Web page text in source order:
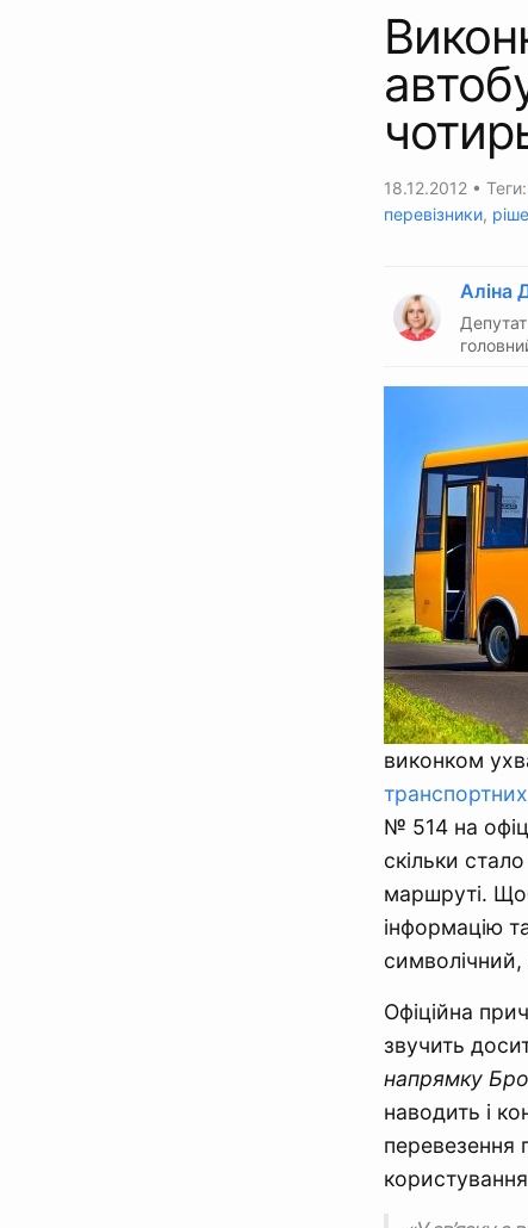
18.12.2012 • Теги:
перевізники,
Аліна
виконком
№ 514 на
скільки
маршруті.
інформацію
Офіційна
звучить
напрямку
наводить і
перевезення